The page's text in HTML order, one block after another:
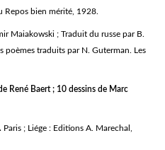
Repos bien mérité, 1928.
Maiakowski ; Traduit du russe par B.
poèmes traduits par N. Guterman. Les
René Baert ; 10 dessins de Marc
Paris ; Liége : Editions A. Marechal,